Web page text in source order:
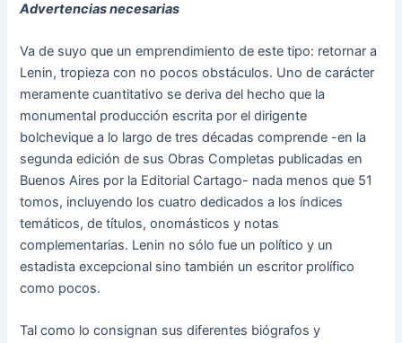
Advertencias necesarias
Va de suyo que un emprendimiento de este tipo: retornar a
Lenin, tropieza con no pocos obstáculos. Uno de carácter
meramente cuantitativo se deriva del hecho que la
monumental producción escrita por el dirigente
bolchevique a lo largo de tres décadas comprende -en la
segunda edición de sus Obras Completas publicadas en
Buenos Aires por la Editorial Cartago- nada menos que 51
tomos, incluyendo los cuatro dedicados a los índices
temáticos, de títulos, onomásticos y notas
complementarias. Lenin no sólo fue un político y un
estadista excepcional sino también un escritor prolífico
como pocos.
Tal como lo consignan sus diferentes biógrafos y